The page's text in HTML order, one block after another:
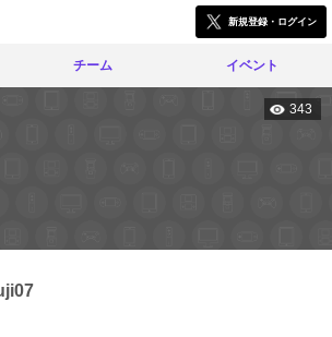
新規登録・ログイン
チーム イベント
343